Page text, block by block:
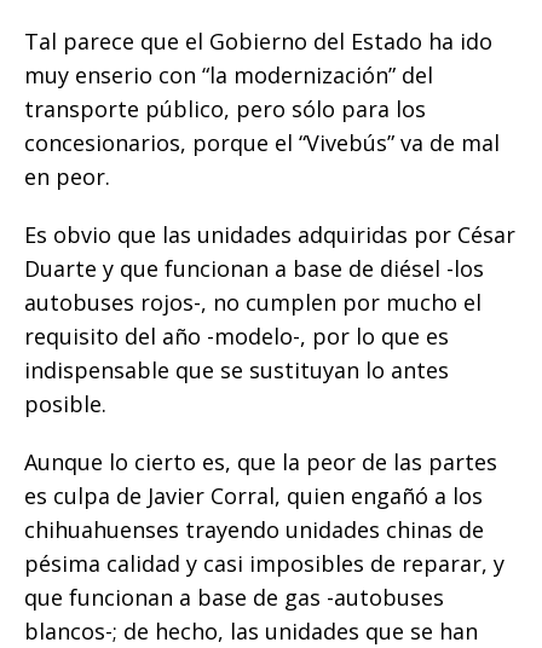
Tal parece que el Gobierno del Estado ha ido
muy enserio con “la modernización” del
transporte público, pero sólo para los
concesionarios, porque el “Vivebús” va de mal
en peor.
Es obvio que las unidades adquiridas por César
Duarte y que funcionan a base de diésel -los
autobuses rojos-, no cumplen por mucho el
requisito del año -modelo-, por lo que es
indispensable que se sustituyan lo antes
posible.
Aunque lo cierto es, que la peor de las partes
es culpa de Javier Corral, quien engañó a los
chihuahuenses trayendo unidades chinas de
pésima calidad y casi imposibles de reparar, y
que funcionan a base de gas -autobuses
blancos-; de hecho, las unidades que se han